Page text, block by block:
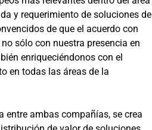
y requerimiento de soluciones de
de que el acuerdo con
sólo con nuestra presencia en
enriqueciéndonos con el
en todas las áreas de la
entre ambas compañías, se crea